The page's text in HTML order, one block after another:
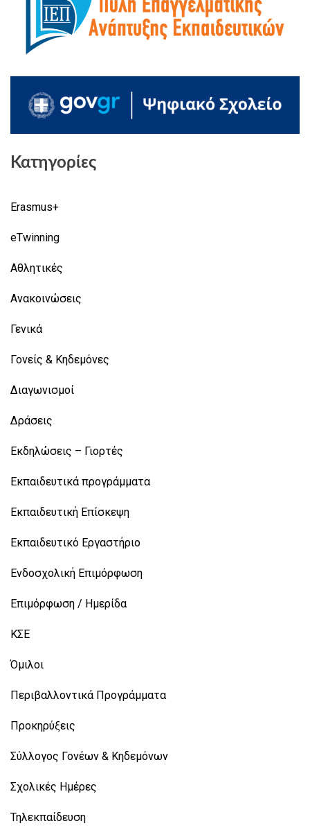
Κατηγορίες
Erasmus+
eTwinning
Αθλητικές
Ανακοινώσεις
Γενικά
Γονείς & Κηδεμόνες
Διαγωνισμοί
Δράσεις
Εκδηλώσεις – Γιορτές
Εκπαιδευτικά προγράμματα
Εκπαιδευτική Επίσκεψη
Εκπαιδευτικό Εργαστήριο
Ενδοσχολική Επιμόρφωση
Επιμόρφωση / Ημερίδα
ΚΣΕ
Όμιλοι
Περιβαλλοντικά Προγράμματα
Προκηρύξεις
Σύλλογος Γονέων & Κηδεμόνων
Σχολικές Ημέρες
Τηλεκπαίδευση